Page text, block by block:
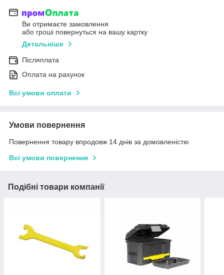
Ви отримаєте замовлення
або гроші повернуться на вашу картку
Детальніше
Післяплата
Оплата на рахунок
Всі умови оплати
Умови повернення
Повернення товару впродовж 14 днів за домовленістю
Всі умови повернення
Подібні товари компанії